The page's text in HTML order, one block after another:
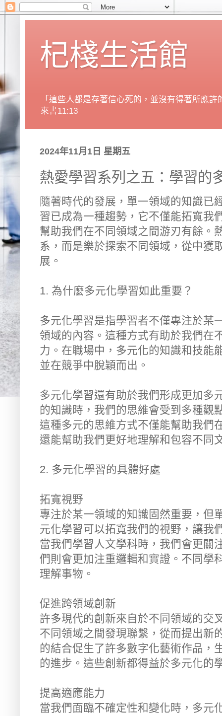
杞棧生活館
「這些人都是存著信心死的，並沒有得著所應
來書11:13
2024年11月1日 星期五
熱愛學習系列之五：學習的
隨著時代的發展，單一領域的知識已
習已成為一種趨勢，它不僅能拓寬我
幫助我們在不同領域之間游刃有餘。
系，而是樂於探索不同領域，從中獲
展。
1. 為什麼多元化學習如此重要？
多元化學習是指學習者不僅專注於某
領域的內容。這種方式有助於我們在
力。在職場中，多元化的知識和技能
並在競爭中脫穎而出。
多元化學習還有助於我們形成更加多
的知識時，我們的思維會受到多種觀
這種多元的思維方式不僅能幫助我們
還能幫助我們更好地理解和包容不同
2. 多元化學習的具體好處
拓寬視野
專注於某一領域的知識固然重要，但
元化學習可以拓寬我們的視野，讓我
當我們學習人文學科時，我們會更關
們則會更加注重邏輯和實證。不同學
理解事物。
促進跨領域創新
許多現代的創新來自於不同領域的交
不同領域之間發現聯繫，從而提出新
的結合促生了許多數字化藝術作品，
的進步。這些創新都得益於多元化的
提高適應能力
當我們面臨不確定性和變化時，多元